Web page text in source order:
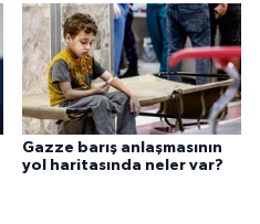
Gazze barış anlaşmasının
yol haritasında neler var?